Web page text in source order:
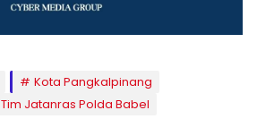
Kota Pangkalpinang
Tim Jatanras Polda Babel